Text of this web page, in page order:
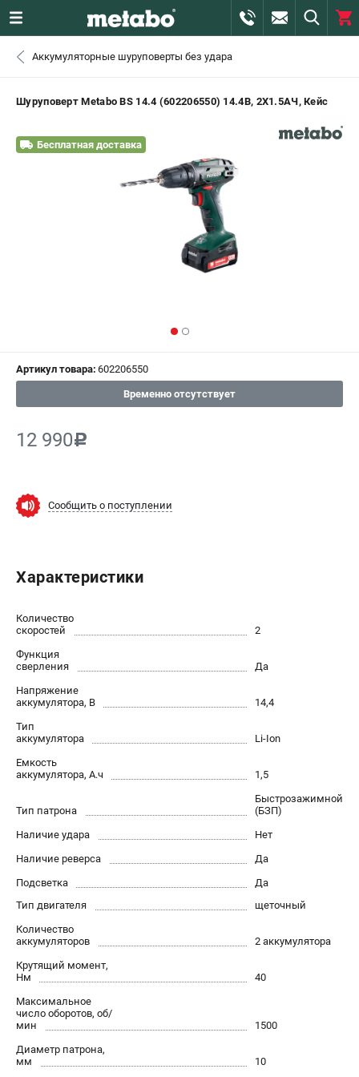
СЕРВИС
)
+7 (911) 360-06-14 | +7 (8112) 59-10-67
- ЗАКАЗ ЗАПЧАСТЕЙ
+7 (812) 407-39-48 - ЗАКАЗ ИЗДЕЛИЙ
САНКТ-ПЕТЕРБУРГ
0 ₽
Сервисный центр
ИНФОРМАЦИЯ
Контакты
Способы оплаты
О компании
О бренде
Политика обработки персональных данных
Новости
Пользовательское соглашение
СЕТЕВОЙ ЭЛЕКТРОИНСТРУМЕНТ
Угловые шлифмашины (УШМ)
Перфораторы
Дрели
Лобзики
АККУМУЛЯТОРНЫЙ ИНСТРУМЕНТ
Аккумуляторные шуруповерты
Аккумуляторные шуруповерты без удара
Шуруповерт Metabo BS 14.4 (602206550) 14.4В, 2X1.5АЧ, Кейс
Бесплатная доставка
Артикул товара: 602206550
Временно отсутствует
12 990c
Сообщить о поступлении
Характеристики
Количество
скоростей
2
Функция
сверления
Да
Напряжение
аккумулятора, В
14,4
Тип
аккумулятора
Li-Ion
Емкость
аккумулятора, А.ч
1,5
Тип патрона
Быстрозажимной
(БЗП)
Наличие удара
Нет
Наличие реверса
Да
Подсветка
Да
Тип двигателя
щеточный
Количество
аккумуляторов
2 аккумулятора
Крутящий момент,
Нм
40
Максимальное
число оборотов, об/
мин
1500
Диаметр патрона,
мм
10